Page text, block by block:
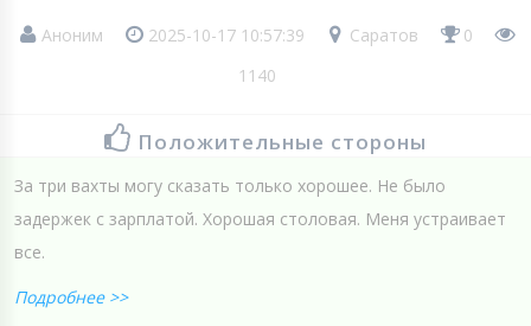
Аноним 2025-10-17 10:57:39 Саратов
0
1140
Положительные стороны
За три вахты могу сказать только хорошее. Не было
задержек с зарплатой. Хорошая столовая. Меня устраивает
все.
Подробнее >>